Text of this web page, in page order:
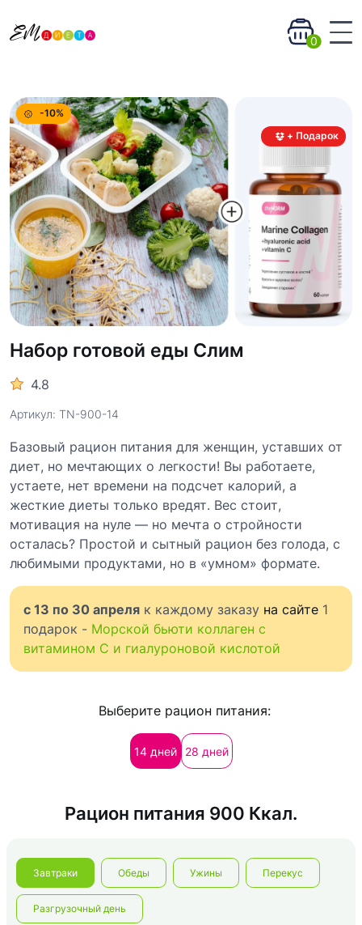
0
-10%
+ Подарок
Набор готовой еды Слим
4.8
Артикул: TN-900-14
Базовый рацион питания для женщин, уставших от
диет, но мечтающих о легкости! Вы работаете,
устаете, нет времени на подсчет калорий, а
жесткие диеты только вредят. Вес стоит,
мотивация на нуле — но мечта о стройности
осталась? Простой и сытный рацион без голода, с
любимыми продуктами, но в «умном» формате.
с 13 по 30 апреля к каждому заказу на сайте 1
подарок - Морской бьюти коллаген с
витамином С и гиалуроновой кислотой
Выберите рацион питания:
14 дней 28 дней
Рацион питания 900 Ккал.
Завтраки Обеды Ужины Перекус
Разгрузочный день